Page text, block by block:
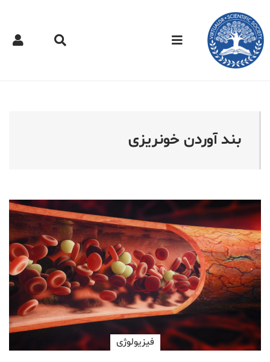
دکتر مجازی - بند آوردن
بند آوردن خونریزی
فیزیولوژی